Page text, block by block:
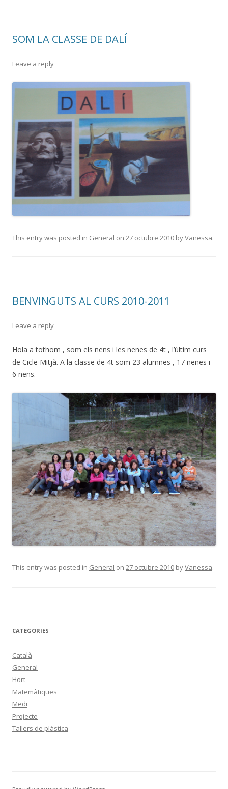
SOM LA CLASSE DE DALÍ
Leave a reply
This entry was posted in General on 27 octubre 2010 byVanessa.
BENVINGUTS AL CURS 2010-2011
Leave a reply
Hola a tothom , som els nens i les nenes de 4t , l’últim curs
de Cicle Mitjà. A la classe de 4t som 23 alumnes , 17 nenes i
6 nens.
This entry was posted in General on 27 octubre 2010 byVanessa.
CATEGORIES
Català
General
Hort
Matemàtiques
Medi
Projecte
Tallers de plàstica